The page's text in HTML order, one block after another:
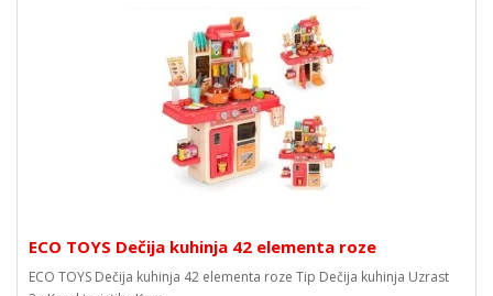
ECO TOYS Dečija kuhinja 42 elementa roze
ECO TOYS Dečija kuhinja 42 elementa roze Tip Dečija kuhinja Uzrast